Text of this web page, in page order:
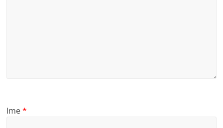
Ime*